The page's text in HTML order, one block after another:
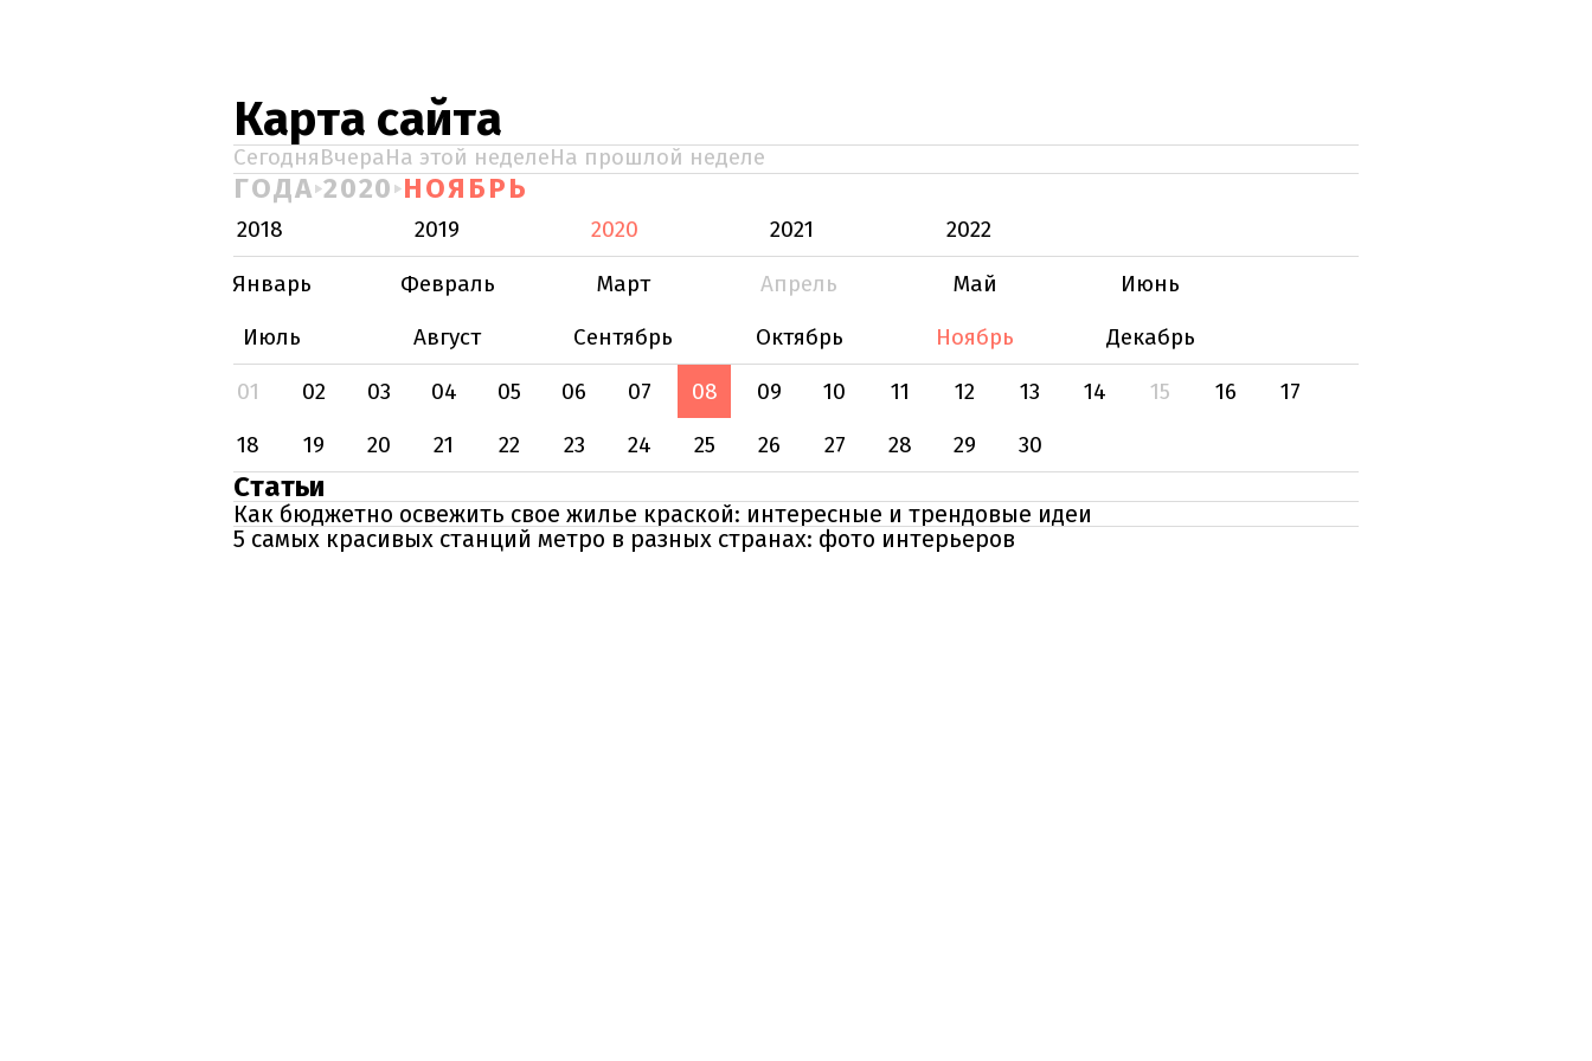
Карта сайта
СегодняВчераНа этой неделеНа прошлой неделе
ГОДА 2020 НОЯБРЬ
2018 2019 2020 2021
2022
Январь
Февраль Март Апрель Май
Июнь
Июль
Август Сентябрь Октябрь Ноябрь
Декабрь
01
02 03 04 05 06 07 08 09 10 11 12 13 14 15 16
17
18
19 20 21 22 23 24 25 26 27 28 29 30
Статьи
Как бюджетно освежить свое жилье краской: интересные и трендовые идеи
5 самых красивых станций метро в разных странах: фото интерьеров